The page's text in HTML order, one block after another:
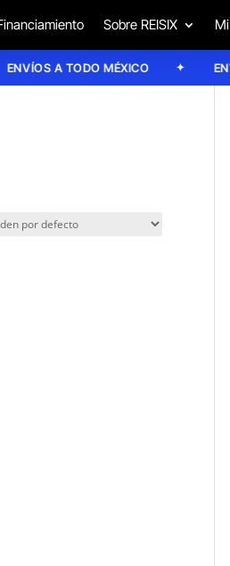
Sobre REISIX
A TODO MÉXICO